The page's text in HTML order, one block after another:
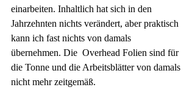
einarbeiten. Inhaltlich hat sich in den
Jahrzehnten nichts verändert, aber praktisch
kann ich fast nichts von damals
übernehmen. Die  Overhead Folien sind für
die Tonne und die Arbeitsblätter von damals
nicht mehr zeitgemäß.